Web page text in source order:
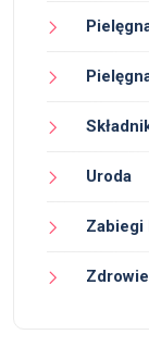
Uroda
Zabiegi
Zdrowie